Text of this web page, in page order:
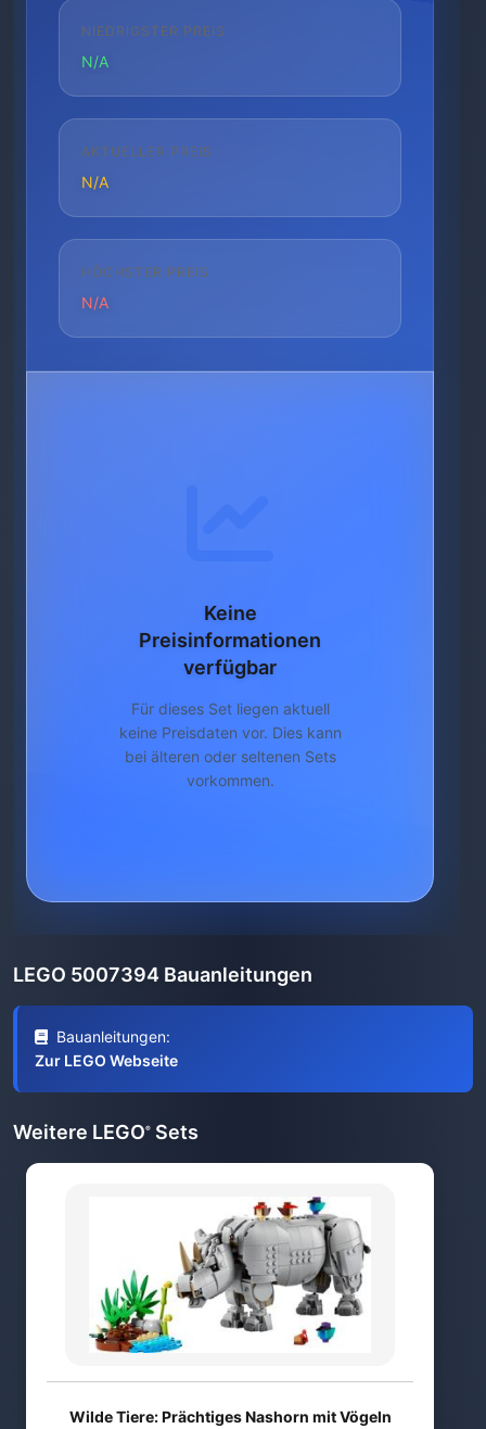
NIEDRIGSTER PREIS
N/A
AKTUELLER PREIS
N/A
HÖCHSTER PREIS
N/A
Keine
Preisinformationen
verfügbar
Für dieses Set liegen aktuell
keine Preisdaten vor. Dies kann
bei älteren oder seltenen Sets
vorkommen.
LEGO 5007394 Bauanleitungen
Bauanleitungen:
Zur LEGO Webseite
Weitere LEGO® Sets
Wilde Tiere: Prächtiges Nashorn mit Vögeln